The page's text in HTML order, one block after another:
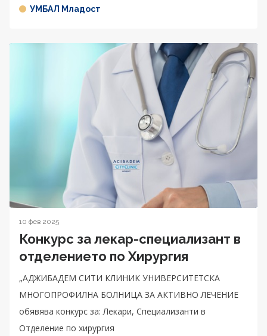
УМБАЛ Младост
10 фев 2025
Конкурс за лекар-специализант в
отделението по Хирургия
„АДЖИБАДЕМ СИТИ КЛИНИК УНИВЕРСИТЕТСКА
МНОГОПРОФИЛНА БОЛНИЦА ЗА АКТИВНО ЛЕЧЕНИЕ
обявява конкурс за: Лекари, Специализанти в
Отделение по хирургия